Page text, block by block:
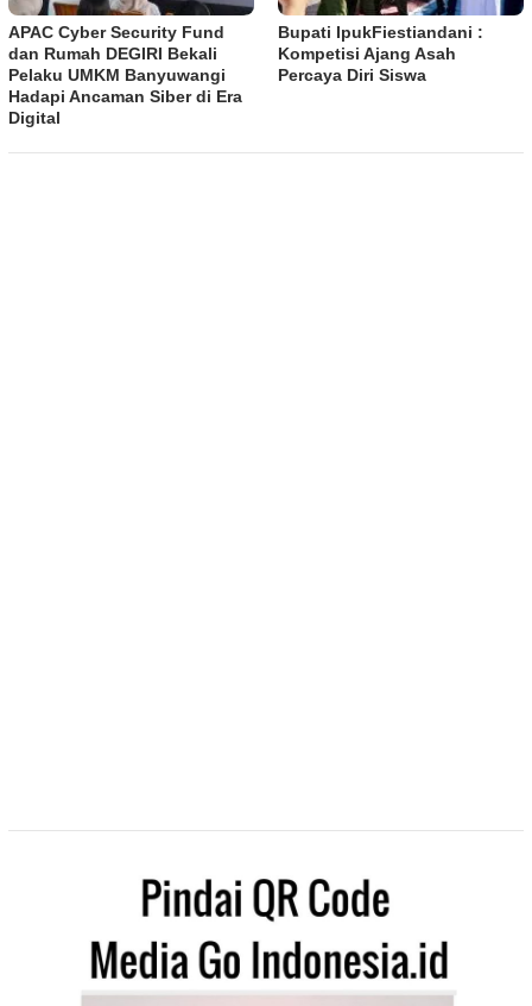
APAC Cyber Security Fund
dan Rumah DEGIRI Bekali
Pelaku UMKM Banyuwangi
Hadapi Ancaman Siber di Era
Digital
Bupati IpukFiestiandani :
Kompetisi Ajang Asah
Percaya Diri Siswa